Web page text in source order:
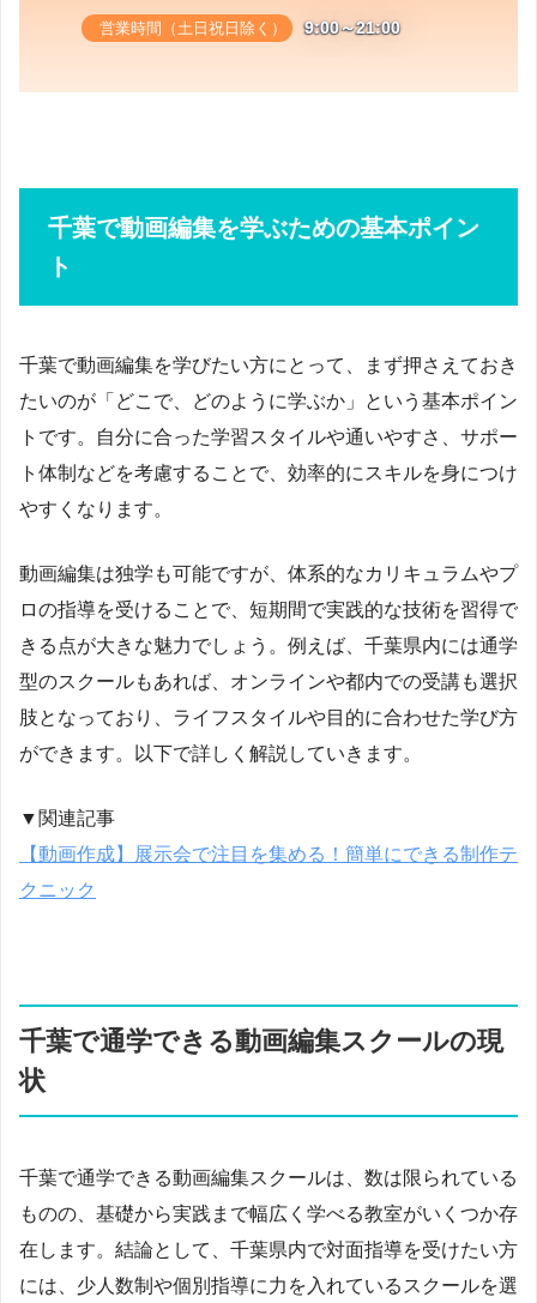
営業時間（土日祝日除く） 9:00～21:00
千葉で動画編集を学ぶための基本ポイン
ト
千葉で動画編集を学びたい方にとって、まず押さえておき
たいのが「どこで、どのように学ぶか」という基本ポイン
トです。自分に合った学習スタイルや通いやすさ、サポー
ト体制などを考慮することで、効率的にスキルを身につけ
やすくなります。
動画編集は独学も可能ですが、体系的なカリキュラムやプ
ロの指導を受けることで、短期間で実践的な技術を習得で
きる点が大きな魅力でしょう。例えば、千葉県内には通学
型のスクールもあれば、オンラインや都内での受講も選択
肢となっており、ライフスタイルや目的に合わせた学び方
ができます。以下で詳しく解説していきます。
▼関連記事
【動画作成】展示会で注目を集める！簡単にできる制作テ
クニック
千葉で通学できる動画編集スクールの現
状
千葉で通学できる動画編集スクールは、数は限られている
ものの、基礎から実践まで幅広く学べる教室がいくつか存
在します。結論として、千葉県内で対面指導を受けたい方
には、少人数制や個別指導に力を入れているスクールを選